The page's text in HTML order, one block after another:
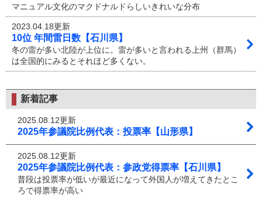
マニュアル文化のマクドナルドらしいきれいな分布
2023.04.18更新
10位 年間雷日数【石川県】
冬の雷が多い北陸が上位に。雷が多いと言われる上州（群馬）
は全国的にみるとそれほど多くない。
新着記事
2025.08.12更新
2025年参議院比例代表：投票率【山形県】
2025.08.12更新
2025年参議院比例代表：参政党得票率【石川県】
普段は投票率が低いが最近になって外国人が増えてきたとこ
ろで得票率が高い